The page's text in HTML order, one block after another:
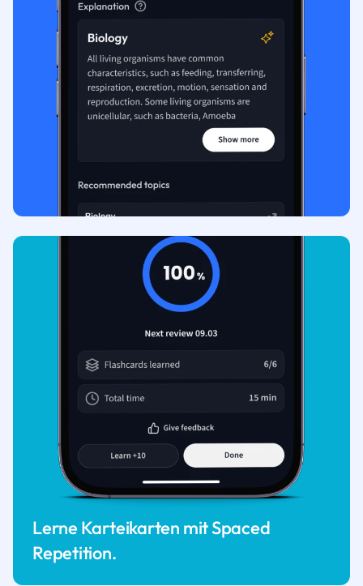
Lerne Karteikarten mit Spaced
Repetition.